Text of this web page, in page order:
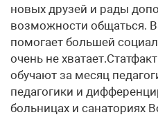
новых друзей и рады
возможности общаться.
помогает большей
очень не
обучают за месяц
педагогики и
больницах и санаториях